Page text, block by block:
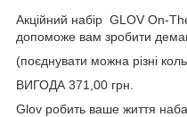
Акційний набір GLOV On-
допоможе вам зробити
(поєднувати можна різні
ВИГОДА 371,00 грн.
Glov робить ваше життя